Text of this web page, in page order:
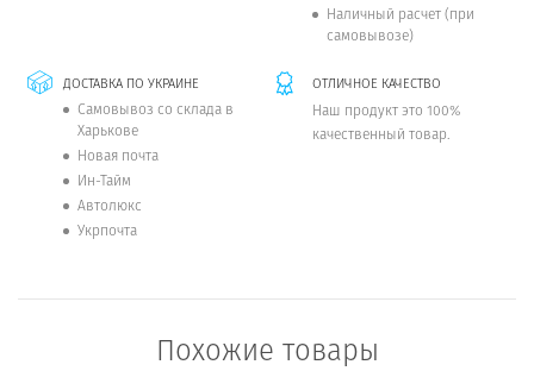
Наличный расчет (при
самовывозе)
ДОСТАВКА ПО УКРАИНЕ
Самовывоз со склада в
Харькове
Новая почта
Ин-Тайм
Автолюкс
Укрпочта
ОТЛИЧНОЕ КАЧЕСТВО
Наш продукт это 100%
качественный товар.
Похожие товары